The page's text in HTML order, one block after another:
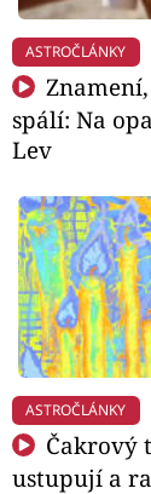
ASTROČLÁNKY
spálí: Na
Lev
ASTROČLÁNKY
Čakrový
ustupují a